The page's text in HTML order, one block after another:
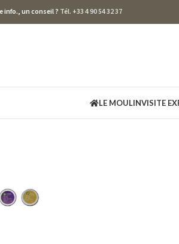
info., un conseil ? Tél. +33 4 90 54 32 37
LE MOULINVISITE